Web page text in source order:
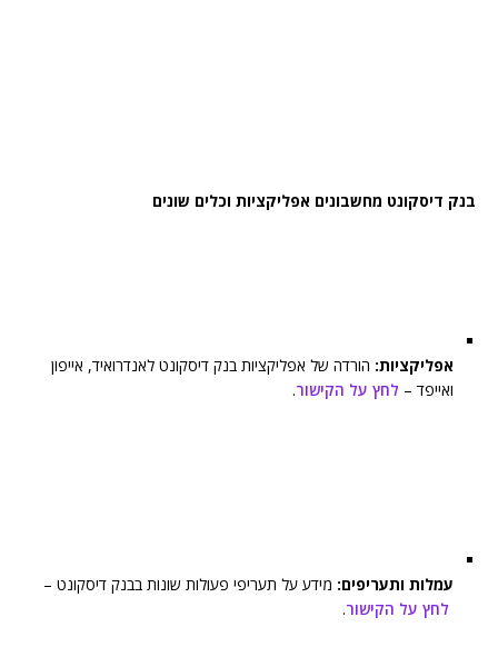
בנק דיסקונט מחשבונים אפליקציות וכלים שונים
אפליקציות: הורדה של אפליקציות בנק דיסקונט לאנדרואיד, אייפון
ואייפד – לחץ על הקישור.
עמלות ותעריפים: מידע על תעריפי פעולות שונות בבנק דיסקונט –
לחץ על הקישור.